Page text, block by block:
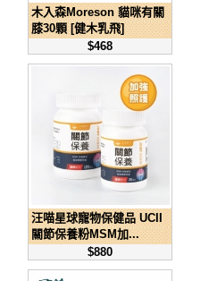
木入森Moreson 貓咪有關
膝30顆 [健木乳飛]
$468
汪喵星球寵物保健品 UCII
關節保養粉MSM加...
$880